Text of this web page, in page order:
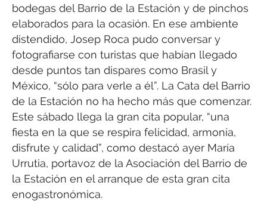
bodegas del Barrio de la Estación y de pinchos
elaborados para la ocasión. En ese ambiente
distendido, Josep Roca pudo conversar y
fotografiarse con turistas que habían llegado
desde puntos tan dispares como Brasil y
México, “sólo para verle a él”. La Cata del Barrio
de la Estación no ha hecho más que comenzar.
Este sábado llega la gran cita popular, “una
fiesta en la que se respira felicidad, armonía,
disfrute y calidad”, como destacó ayer María
Urrutia, portavoz de la Asociación del Barrio de
la Estación en el arranque de esta gran cita
enogastronómica.